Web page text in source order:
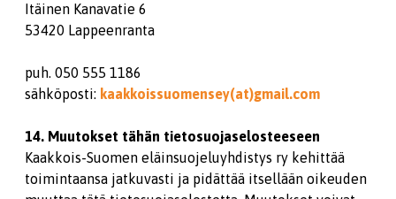
Itäinen Kanavatie 6
53420 Lappeenranta
puh. 050 555 1186
sähköposti: kaakkoissuomensey(at)gmail.com
14. Muutokset tähän tietosuojaselosteeseen
Kaakkois-Suomen eläinsuojeluyhdistys ry kehittää
toimintaansa jatkuvasti ja pidättää itsellään oikeuden